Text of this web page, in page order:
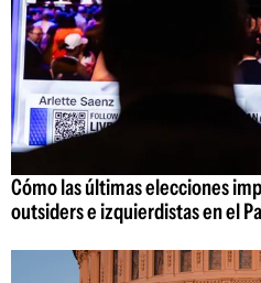
Cómo las últimas elecciones
outsiders e izquierdistas en el